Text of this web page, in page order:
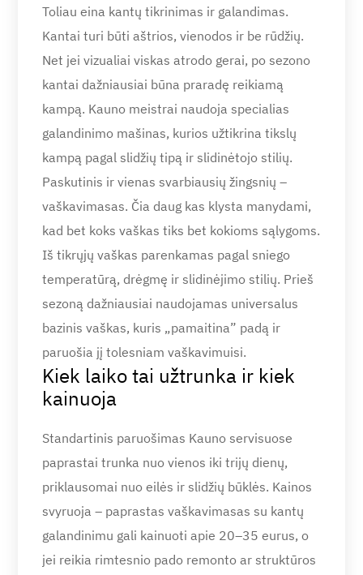
Toliau eina kantų tikrinimas ir galandimas.
Kantai turi būti aštrios, vienodos ir be rūdžių.
Net jei vizualiai viskas atrodo gerai, po sezono
kantai dažniausiai būna praradę reikiamą
kampą. Kauno meistrai naudoja specialias
galandinimo mašinas, kurios užtikrina tikslų
kampą pagal slidžių tipą ir slidinėtojo stilių.
Paskutinis ir vienas svarbiausių žingsnių –
vaškavimasas. Čia daug kas klysta manydami,
kad bet koks vaškas tiks bet kokioms sąlygoms.
Iš tikrųjų vaškas parenkamas pagal sniego
temperatūrą, drėgmę ir slidinėjimo stilių. Prieš
sezoną dažniausiai naudojamas universalus
bazinis vaškas, kuris „pamaitina” padą ir
paruošia jį tolesniam vaškavimuisi.
Kiek laiko tai užtrunka ir kiek
kainuoja
Standartinis paruošimas Kauno servisuose
paprastai trunka nuo vienos iki trijų dienų,
priklausomai nuo eilės ir slidžių būklės. Kainos
svyruoja – paprastas vaškavimasas su kantų
galandinimu gali kainuoti apie 20–35 eurus, o
jei reikia rimtesnio pado remonto ar struktūros